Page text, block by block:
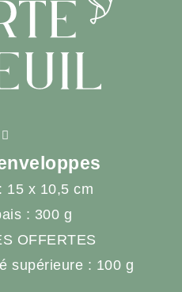
15 x 10,5 cm
: 300 g
OFFERTES
supérieure : 100 g